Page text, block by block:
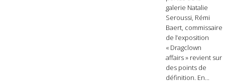
galerie Natalie
Seroussi, Rémi
Baert, commissaire
de l’exposition
« Dragclown
affairs » revient sur
des points de
définition. En...